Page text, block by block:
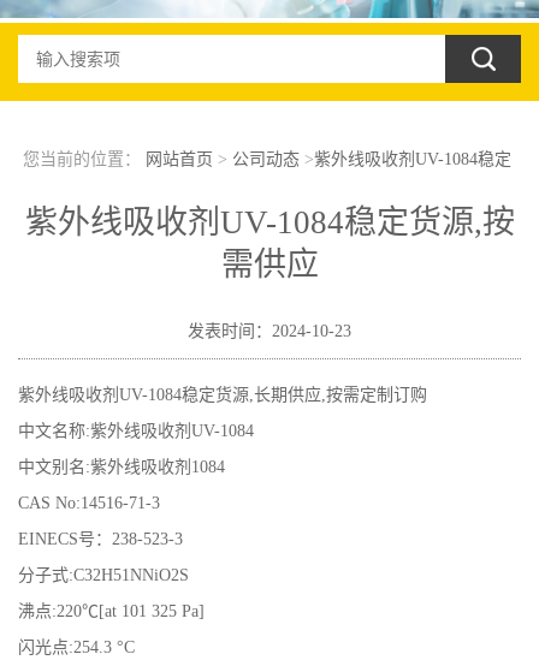
您当前的位置： 网站首页 > 公司动态>紫外线吸收剂UV-1084稳定
货源,按需供应
紫外线吸收剂UV-1084稳定货源,按
需供应
发表时间：2024-10-23
紫外线吸收剂UV-1084稳定货源,长期供应,按需定制订购
中文名称:紫外线吸收剂UV-1084
中文别名:紫外线吸收剂1084
CAS No:14516-71-3
EINECS号：238-523-3
分子式:C32H51NNiO2S
沸点:220℃[at 101 325 Pa]
闪光点:254.3 °C